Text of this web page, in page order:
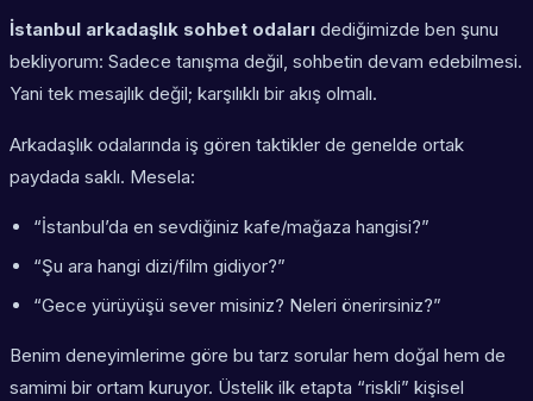
İstanbul arkadaşlık sohbet odaları dediğimizde ben şunu
bekliyorum: Sadece tanışma değil, sohbetin devam edebilmesi.
Yani tek mesajlık değil; karşılıklı bir akış olmalı.
Arkadaşlık odalarında iş gören taktikler de genelde ortak
paydada saklı. Mesela:
“İstanbul’da en sevdiğiniz kafe/mağaza hangisi?”
“Şu ara hangi dizi/film gidiyor?”
“Gece yürüyüşü sever misiniz? Neleri önerirsiniz?”
Benim deneyimlerime göre bu tarz sorular hem doğal hem de
samimi bir ortam kuruyor. Üstelik ilk etapta “riskli” kişisel